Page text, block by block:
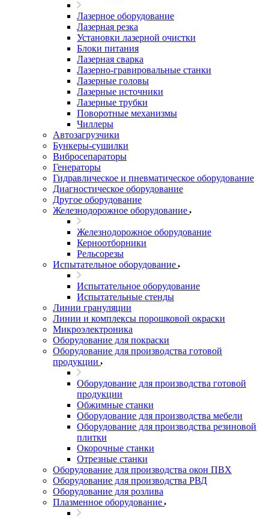
Лазерное оборудование
Лазерная резка
Установки лазерной очистки
Блоки питания
Лазерная сварка
Лазерно-гравировальные станки
Лазерные головы
Лазерные источники
Лазерные трубки
Поворотные механизмы
Чиллеры
Автозагрузчики
Бункеры-сушилки
Вибросепараторы
Генераторы
Гидравлическое и пневматическое оборудование
Диагностическое оборудование
Другое оборудование
Железнодорожное оборудование
Железнодорожное оборудование
Керноотборники
Рельсорезы
Испытательное оборудование
Испытательное оборудование
Испытательные стенды
Линии грануляции
Линии и комплексы порошковой окраски
Микроэлектроника
Оборудование для покраски
Оборудование для производства готовой
продукции
Оборудование для производства готовой
продукции
Обжимные станки
Оборудование для производства мебели
Оборудование для производства резиновой
плитки
Окорочные станки
Отрезные станки
Оборудование для производства окон ПВХ
Оборудование для производства РВД
Оборудование для розлива
Плазменное оборудование